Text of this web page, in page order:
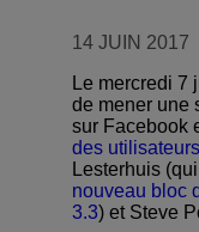
14 JUIN 2017
Le mercredi 7
de mener une
sur Facebook
des
Lesterhuis
nouveau bloc
3.3) et Steve